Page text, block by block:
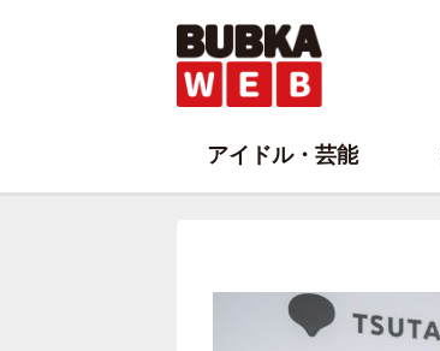
アイドル・芸能